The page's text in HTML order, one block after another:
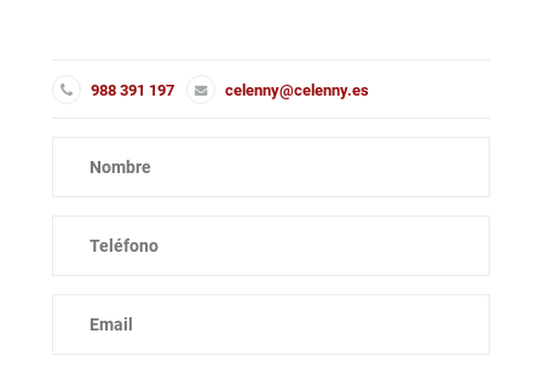
988 391 197 celenny@celenny.es